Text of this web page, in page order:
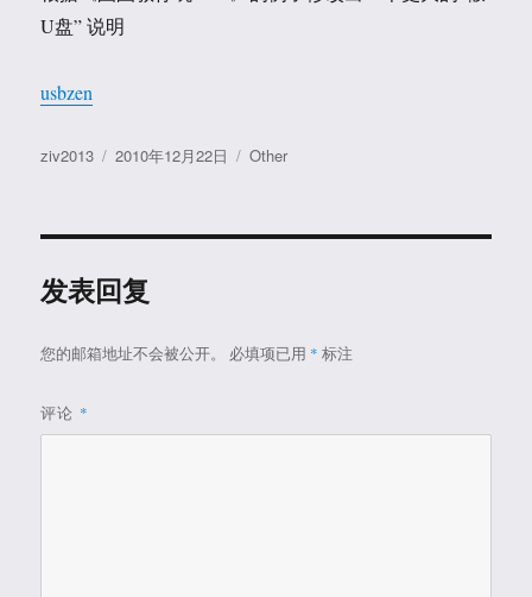
U盘” 说明
usbzen
作
ziv2013
发
2010年12月22日
分
Other
发表回复
您的邮箱地址不会被公开。 必填项已用 * 标注
评论 *